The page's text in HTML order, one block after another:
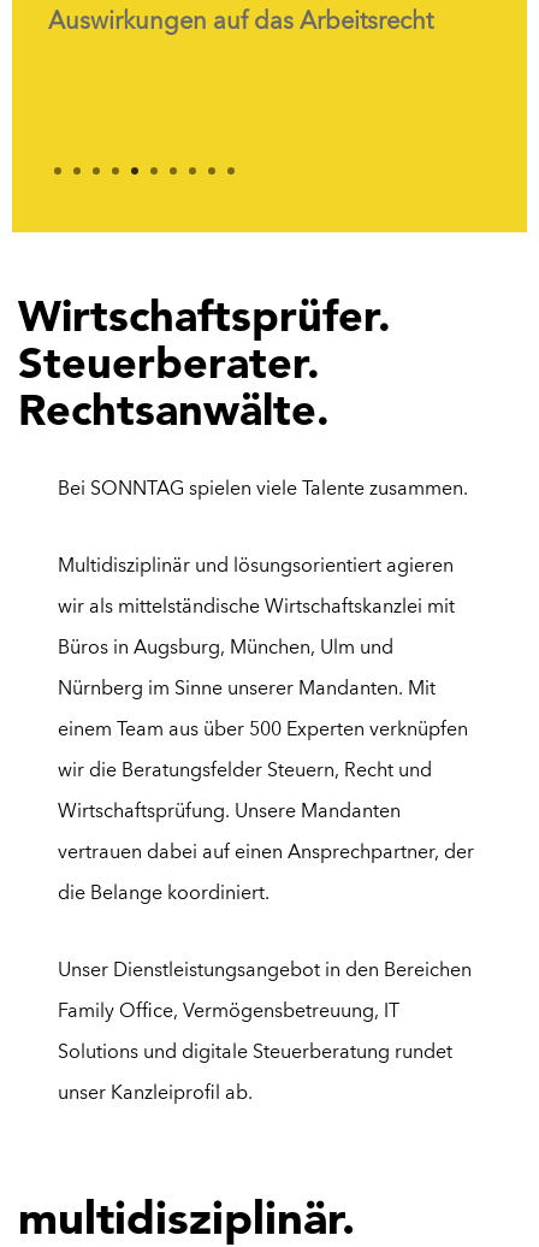
1 2 3 4 5 6 7 8 9
Wirtschaftsprüfer.
Steuerberater.
Rechtsanwälte.
Bei SONNTAG spielen viele Talente zusammen.
Multidisziplinär und lösungsorientiert agieren
wir als mittelständische Wirtschaftskanzlei mit
Büros in Augsburg, München, Ulm und
Nürnberg im Sinne unserer Mandanten. Mit
einem Team aus über 500 Experten verknüpfen
wir die Beratungsfelder Steuern, Recht und
Wirtschaftsprüfung. Unsere Mandanten
vertrauen dabei auf einen Ansprechpartner, der
die Belange koordiniert.
Unser Dienstleistungsangebot in den Bereichen
Family Office, Vermögensbetreuung,
Solutions und digitale Steuerberatung rundet
unser Kanzleiprofil ab.
multidisziplinär.